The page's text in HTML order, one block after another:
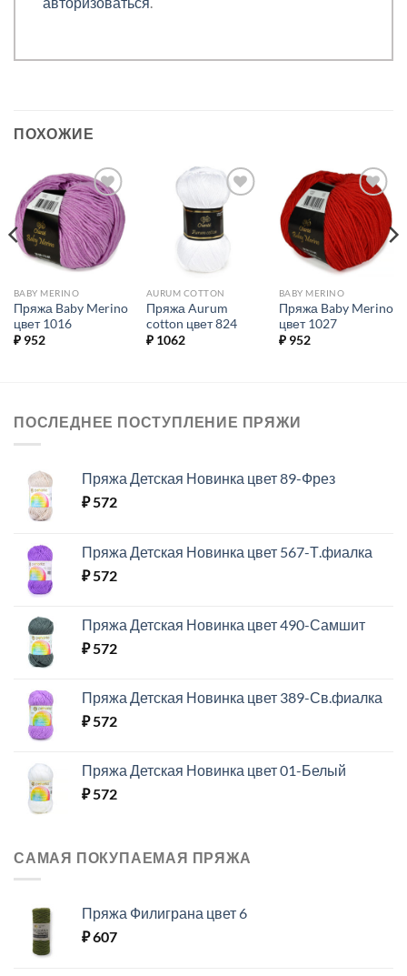
ПОХОЖИЕ
Добавить в
избранное.
BABY MERINO
Пряжа Baby Merino
цвет 1016
₽952
Добавить в
избранное.
AURUM COTTON
Пряжа Aurum
cotton цвет 824
₽1062
Добавить в
избранное.
BABY MERINO
Пряжа Baby Merino
цвет 1027
₽952
ПОСЛЕДНЕЕ ПОСТУПЛЕНИЕ ПРЯЖИ
Пряжа Детская Новинка цвет 89-Фрез
₽572
Пряжа Детская Новинка цвет 567-Т.фиалка
₽572
Пряжа Детская Новинка цвет 490-Самшит
₽572
Пряжа Детская Новинка цвет 389-Св.фиалка
₽572
Пряжа Детская Новинка цвет 01-Белый
₽572
САМАЯ ПОКУПАЕМАЯ ПРЯЖА
Пряжа Филиграна цвет 6
₽607